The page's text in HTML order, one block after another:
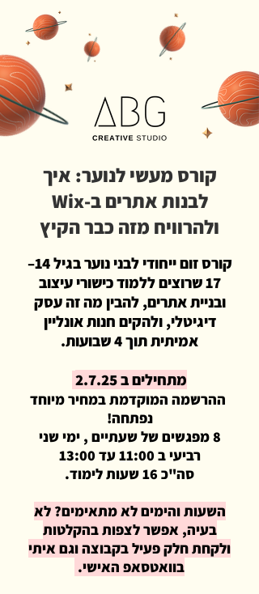
קורס מעשי לנוער: איך
לבנות אתרים ב-Wix
ולהרוויח מזה כבר הקיץ
קורס זום ייחודי לבני נוער בגיל 14–
17 שרוצים ללמוד כישורי עיצוב
ובניית אתרים, להבין מה זה עסק
דיגיטלי, ולהקים חנות אונליין
אמיתית תוך 4 שבועות.
מתחילים ב 2.7.25
ההרשמה המוקדמת במחיר מיוחד
נפתחה!
8 מפגשים של שעתיים , ימי שני
רביעי ב 11:00 עד 13:00
סה"כ 16 שעות לימוד.
השעות והימים לא מתאימים? לא
בעיה, אפשר לצפות בהקלטות
ולקחת חלק פעיל בקבוצה וגם איתי
בוואטסאפ האישי. ​